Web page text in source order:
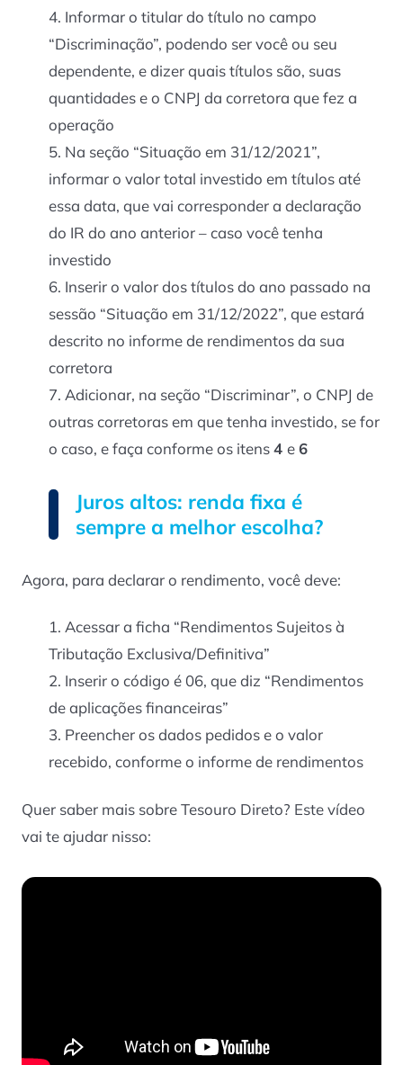
Informar o titular do título no campo
“Discriminação”, podendo ser você ou seu
dependente, e dizer quais títulos são, suas
quantidades e o CNPJ da corretora que fez a
operação
Na seção “Situação em 31/12/2021”,
informar o valor total investido em títulos até
essa data, que vai corresponder a declaração
do IR do ano anterior – caso você tenha
investido
Inserir o valor dos títulos do ano passado na
sessão “Situação em 31/12/2022”, que estará
descrito no informe de rendimentos da sua
corretora
Adicionar, na seção “Discriminar”, o CNPJ de
outras corretoras em que tenha investido, se for
o caso, e faça conforme os itens4e6
Juros altos: renda fixa é
sempre a melhor escolha?
Agora, para declarar o rendimento, você deve:
Acessar a ficha “Rendimentos Sujeitos à
Tributação Exclusiva/Definitiva”
Inserir o código é 06, que diz “Rendimentos
de aplicações financeiras”
Preencher os dados pedidos e o valor
recebido, conforme o informe de rendimentos
Quer saber mais sobre Tesouro Direto? Este vídeo
vai te ajudar nisso: